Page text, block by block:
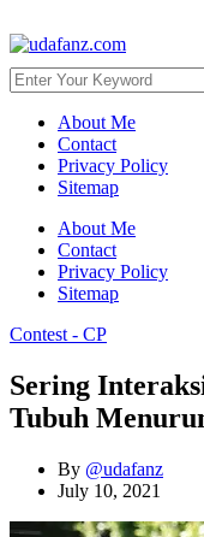
About Me
Contact
Privacy Policy
Sitemap
About Me
Contact
Privacy Policy
Sitemap
Contest - CP
Sering
Tubuh
By @udafanz
July 10, 2021